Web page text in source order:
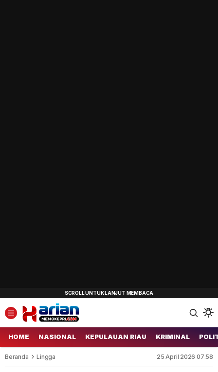
HOME NASIONAL KEPULAUAN RIAU KRIMINAL
Beranda Lingga 25 April 2026 07:58